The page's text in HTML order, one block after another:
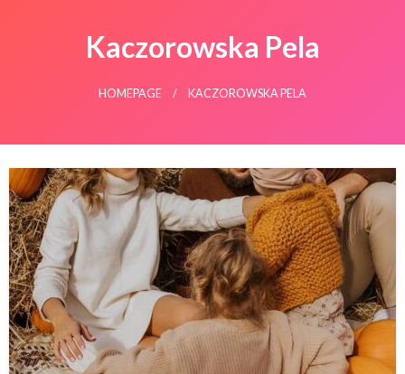
Kaczorowska Pela
HOMEPAGE KACZOROWSKA PELA